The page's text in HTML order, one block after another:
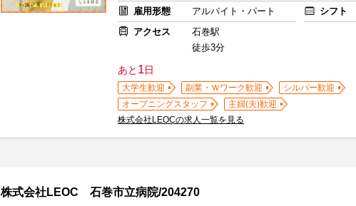
雇用形態
アルバイト・パート シフト
アクセス
石巻駅
徒歩3分
あと 1日
大学生歓迎 副業・Ｗワーク歓迎
シルバー歓迎
オープニングスタッフ
主婦(夫)歓迎
株式会社LEOCの求人一覧を見る
株式会社LEOC 石巻市立病院/204270